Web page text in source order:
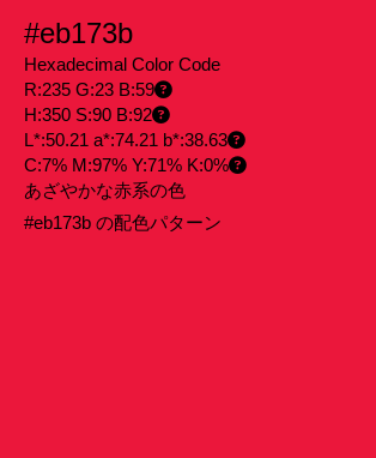
#eb173b
Hexadecimal Color Code
R:235 G:23 B:59
H:350 S:90 B:92
L*:50.21 a*:74.21 b*:38.63
C:7% M:97% Y:71% K:0%
あざやかな赤系の色
#eb173b の配色パターン